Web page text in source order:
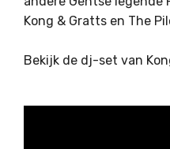
Kong & Gratts en The
Bekijk de dj-set van